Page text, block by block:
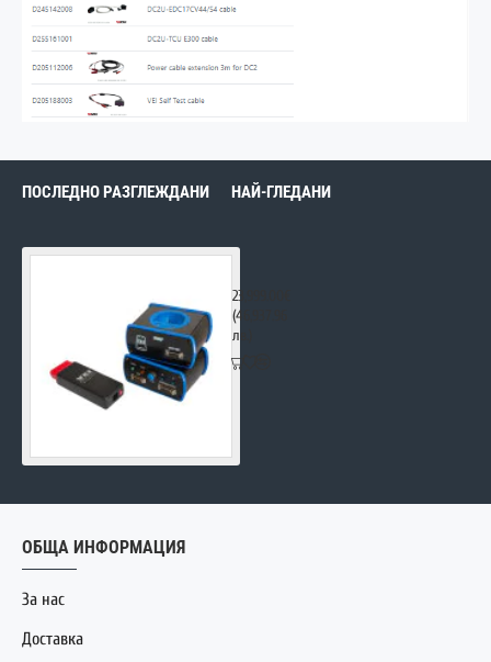
ПОСЛЕДНО РАЗГЛЕЖДАНИ НАЙ-ГЛЕДАНИ
23,999.00€
(46,937.96
лв.)
ОБЩА ИНФОРМАЦИЯ
За нас
Доставка